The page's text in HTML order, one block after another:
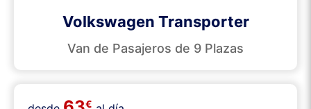
Volkswagen Transporter
Van de Pasajeros de 9 Plazas
€